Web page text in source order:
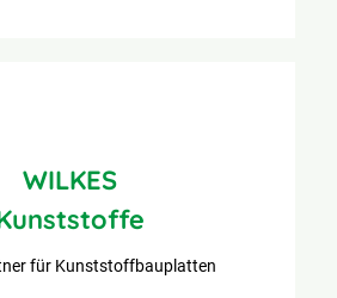
WILKES
für Kunststoffbauplatten